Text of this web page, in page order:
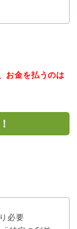
お金を払うのは
必要